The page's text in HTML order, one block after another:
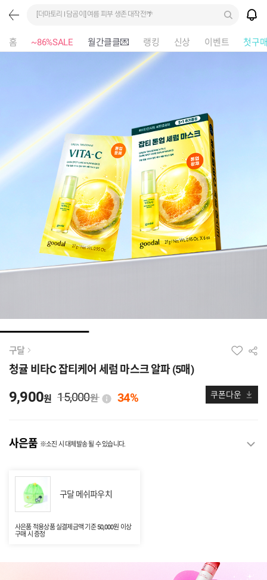
[더마토리 l 담곰이] 여름 피부 생존 대작전🌴
홈 ~86%SALE 월간클클💌 랭킹 신상 이벤트 첫구
구달
청귤 비타C 잡티케어 세럼 마스크 알파 (5매)
9,900원 15,000원 34% 쿠폰다운
사은품 ※소진 시 대체발송 될 수 있습니다.
구달 메쉬파우치
사은품 적용상품 실결제금액 기준 50,000원 이상
구매 시 증정